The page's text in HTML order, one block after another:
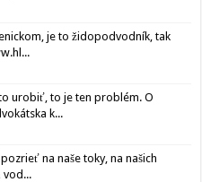
je to židopodvodník, tak
urobiť, to je ten problém. O
k...
na naše toky, na našich
vod...